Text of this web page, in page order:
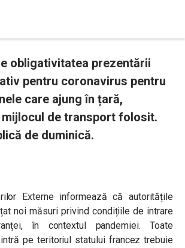
obligativitatea prezentării
pentru coronavirus pentru
care ajung în țară,
de transport folosit.
de duminică.
Externe informează că autoritățile
noi măsuri privind condițiile de intrare
în contextul pandemiei. Toate
pe teritoriul statului francez trebuie